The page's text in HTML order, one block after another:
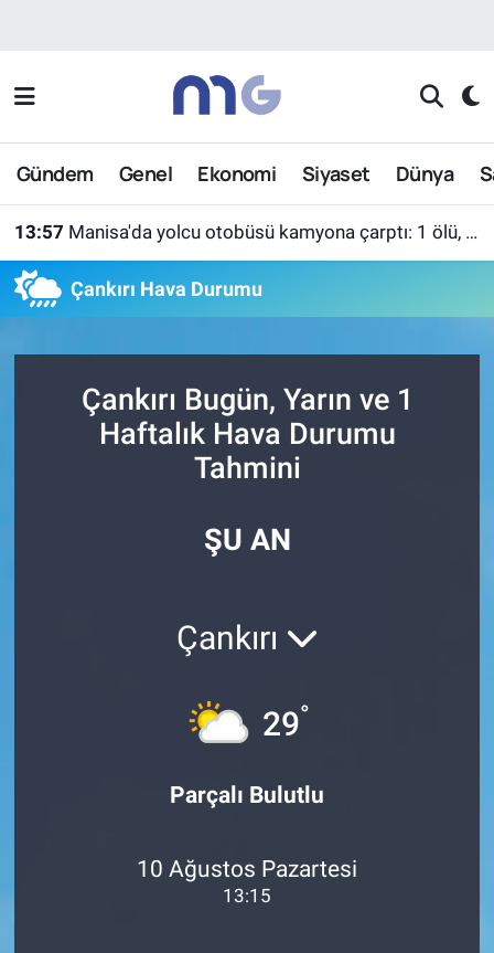
Gündem Genel Ekonomi Siyaset Dünya
13:57 Manisa'da yolcu otobüsü kamyona çarptı: 1 ölü, 7 yaralı
Çankırı Hava Durumu
Çankırı Bugün, Yarın ve 1
Haftalık Hava Durumu
Tahmini
ŞU AN
Çankırı
29°
Parçalı Bulutlu
10 Ağustos Pazartesi
13:15
Nöbetçi Eczaneler
Hava Durumu
Son Dakika Haberleri